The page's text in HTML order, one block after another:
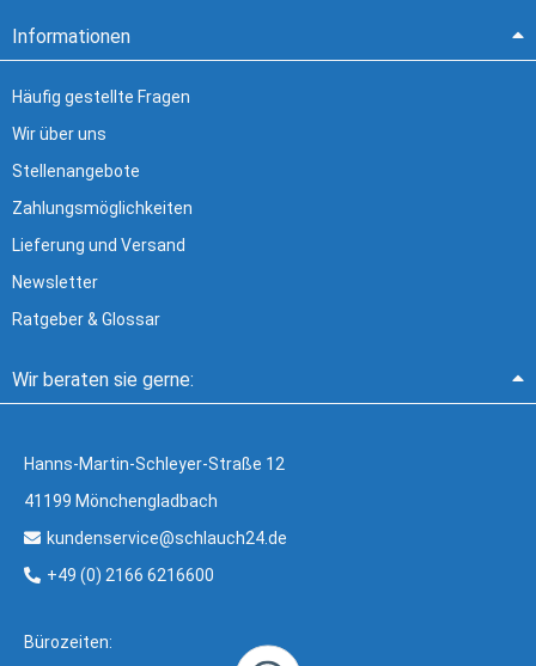
Informationen
Häufig gestellte Fragen
Wir über uns
Stellenangebote
Zahlungsmöglichkeiten
Lieferung und Versand
Newsletter
Ratgeber & Glossar
Wir beraten sie gerne:
Hanns-Martin-Schleyer-Straße 12
41199 Mönchengladbach
kundenservice@schlauch24.de
+49 (0) 2166 6216600
Bürozeiten: